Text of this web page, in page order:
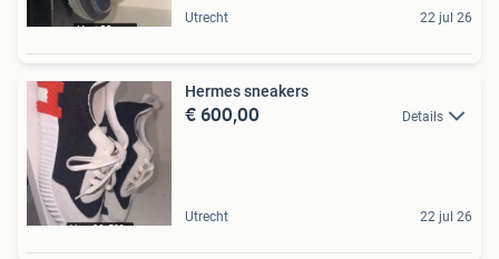
Utrecht 22 jul 26
Hermes sneakers
€ 600,00 Details
Utrecht 22 jul 26